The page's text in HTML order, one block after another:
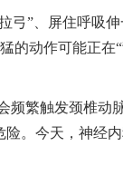
弓”、屏住呼吸
的动作可能正在
频繁触发颈椎动
险。今天，神经